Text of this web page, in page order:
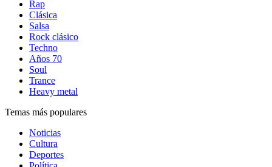
Rap
Clásica
Salsa
Rock clásico
Techno
Años 70
Soul
Trance
Heavy metal
Temas más populares
Noticias
Cultura
Deportes